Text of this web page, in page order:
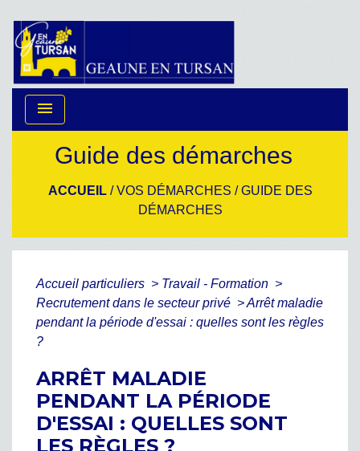
menu
Guide des démarches
ACCUEIL/VOS DÉMARCHES /GUIDE DES
DÉMARCHES
Accueil particuliers > Travail - Formation >
Recrutement dans le secteur privé >Arrêt maladie
pendant la période d'essai : quelles sont les règles
?
ARRÊT MALADIE
PENDANT LA PÉRIODE
D'ESSAI : QUELLES SONT
LES RÈGLES ?